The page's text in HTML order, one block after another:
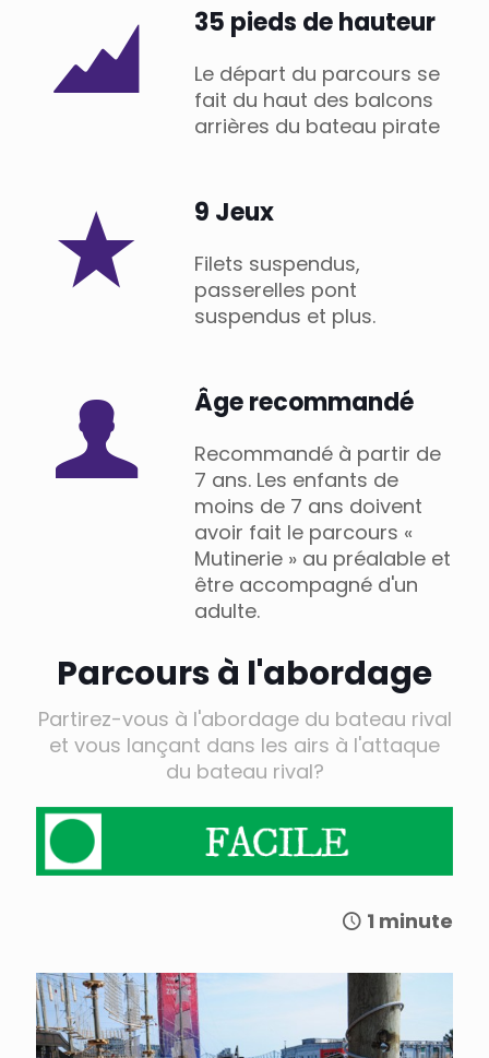
35 pieds de hauteur
Le départ du parcours se
fait du haut des balcons
arrières du bateau pirate
9 Jeux
Filets suspendus,
passerelles pont
suspendus et plus.
Âge recommandé
Recommandé à partir de
7 ans. Les enfants de
moins de 7 ans doivent
avoir fait le parcours «
Mutinerie » au préalable et
être accompagné d'un
adulte.
Parcours à l'abordage
Partirez-vous à l'abordage du bateau rival
et vous lançant dans les airs à l'attaque
du bateau rival?
1 minute